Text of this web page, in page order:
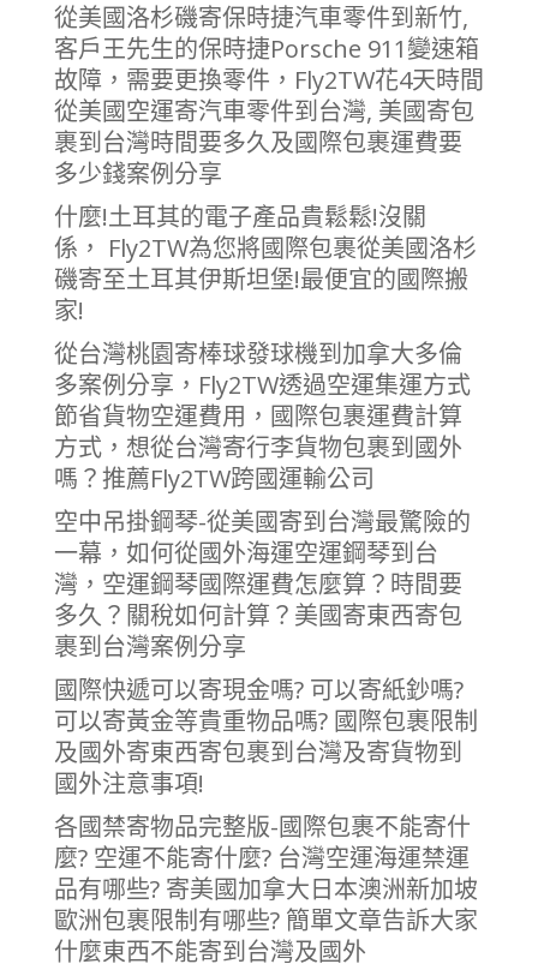
從美國洛杉磯寄保時捷汽車零件到新竹,
客戶王先生的保時捷Porsche 911變速箱
故障，需要更換零件，Fly2TW花4天時間
從美國空運寄汽車零件到台灣, 美國寄包
裹到台灣時間要多久及國際包裹運費要
多少錢案例分享
什麼!土耳其的電子產品貴鬆鬆!沒關
係， Fly2TW為您將國際包裹從美國洛杉
磯寄至土耳其伊斯坦堡!最便宜的國際搬
家!
從台灣桃園寄棒球發球機到加拿大多倫
多案例分享，Fly2TW透過空運集運方式
節省貨物空運費用，國際包裹運費計算
方式，想從台灣寄行李貨物包裹到國外
嗎？推薦Fly2TW跨國運輸公司
空中吊掛鋼琴-從美國寄到台灣最驚險的
一幕，如何從國外海運空運鋼琴到台
灣，空運鋼琴國際運費怎麼算？時間要
多久？關稅如何計算？美國寄東西寄包
裹到台灣案例分享
國際快遞可以寄現金嗎? 可以寄紙鈔嗎?
可以寄黃金等貴重物品嗎? 國際包裹限制
及國外寄東西寄包裹到台灣及寄貨物到
國外注意事項!
各國禁寄物品完整版-國際包裹不能寄什
麼? 空運不能寄什麼? 台灣空運海運禁運
品有哪些? 寄美國加拿大日本澳洲新加坡
歐洲包裹限制有哪些? 簡單文章告訴大家
什麼東西不能寄到台灣及國外